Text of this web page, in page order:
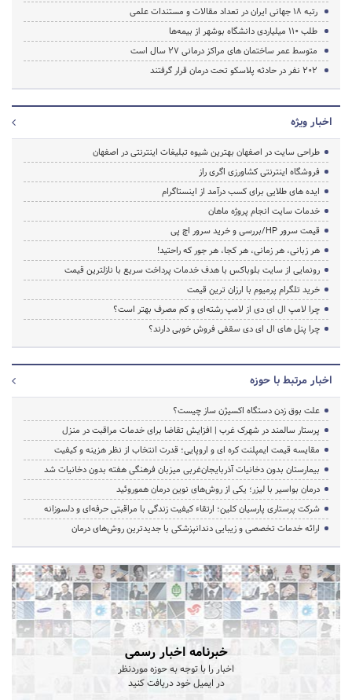
رتبه 18 جهانی ایران در تعداد مقالات و مستندات علمی
طلب ۱۱۰ میلیاردی دانشگاه بوشهر از بیمه‌ها
متوسط عمر ساختمان هاى مراکز درمانى 27 سال است
202 نفر در حادثه پلاسکو تحت درمان قرار گرفتند
اخبار ویژه
طراحی سایت در اصفهان بهترین شیوه تبلیغات اینترنتی در اصفهان
فروشگاه اینترنتی کشاورزی اگری راز
ایده های طلایی برای کسب درآمد از اینستاگرام
خدمات سایت انجام پروژه ماهان
قیمت سرور HP/بررسی و خرید سرور اچ پی
هر زبانی، هر زمانی، هر کجا، هر جور که راحتید!
رونمایی از سایت بلوباکس با هدف خدمات پرداخت سریع با نازلترین قیمت
خرید تلگرام پرمیوم با ارزان ترین قیمت
چرا لامپ ال ای دی از لامپ رشته‌ای و کم مصرف بهتر است؟
چرا پنل های ال ای دی سقفی فروش خوبی دارند؟
اخبار مرتبط با حوزه
علت بوق زدن دستگاه اکسیژن ساز چیست؟
پرستار سالمند در شهرک غرب | افزایش تقاضا برای خدمات مراقبت در منزل
مقایسه قیمت ایمپلنت کره ای و اروپایی؛ قدرت انتخاب از نظر هزینه و کیفیت
بیمارستان بدون دخانیات آذربایجان‌غربی میزبان فرهنگی هفته بدون دخانیات شد
درمان بواسیر با لیزر؛ یکی از روش‌های نوین درمان هموروئید
شرکت پرستاری پارسیان کلین؛ ارتقاء کیفیت زندگی با مراقبتی حرفه‌ای و دلسوزانه
ارائه خدمات تخصصی و زیبایی دندانپزشکی با جدیدترین روش‌های درمان
خبرنامه اخبار رسمی
اخبار را با توجه به حوزه موردنظر
در ایمیل خود دریافت کنید